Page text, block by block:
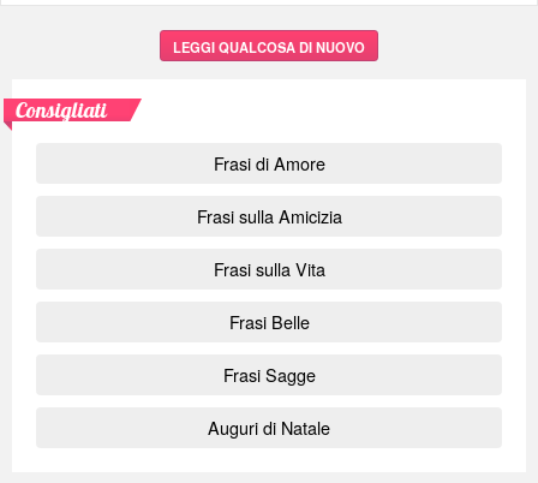
LEGGI QUALCOSA DI NUOVO
Consigliati
Frasi di Amore
Frasi sulla Amicizia
Frasi sulla Vita
Frasi Belle
Frasi Sagge
Auguri di Natale